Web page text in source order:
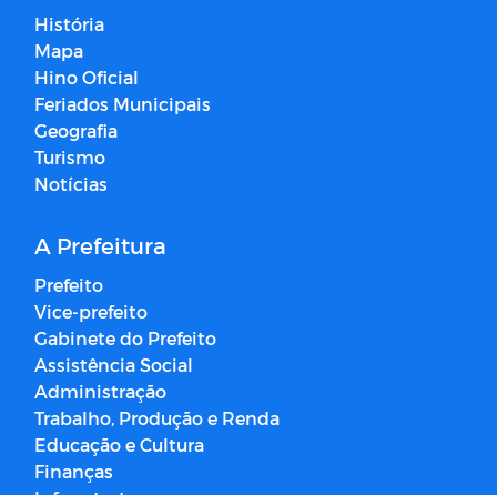
História
Mapa
Hino Oficial
Feriados Municipais
Geografia
Turismo
Notícias
A Prefeitura
Prefeito
Vice-prefeito
Gabinete do Prefeito
Assistência Social
Administração
Trabalho, Produção e Renda
Educação e Cultura
Finanças